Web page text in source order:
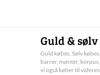
Guld &
Guld købes. Sølv
barrer, mønter,
vi også køber til